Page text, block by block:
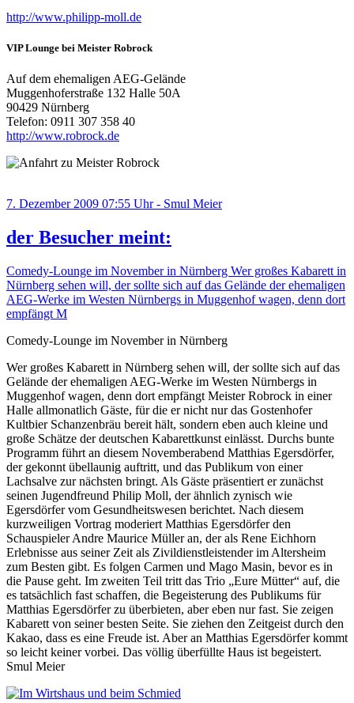
http://www.philipp-moll.de
VIP Lounge bei Meister Robrock
Auf dem ehemaligen AEG-Gelände
Muggenhoferstraße 132 Halle 50A
90429 Nürnberg
Telefon: 0911 307 358 40
http://www.robrock.de
7. Dezember 2009 07:55 Uhr - Smul Meier
der Besucher meint:
Comedy-Lounge im November in Nürnberg Wer großes Kabarett in
Nürnberg sehen will, der sollte sich auf das Gelände der ehemaligen
AEG-Werke im Westen Nürnbergs in Muggenhof wagen, denn dort
empfängt M
Comedy-Lounge im November in Nürnberg
Wer großes Kabarett in Nürnberg sehen will, der sollte sich auf das
Gelände der ehemaligen AEG-Werke im Westen Nürnbergs in
Muggenhof wagen, denn dort empfängt Meister Robrock in einer
Halle allmonatlich Gäste, für die er nicht nur das Gostenhofer
Kultbier Schanzenbräu bereit hält, sondern eben auch kleine und
große Schätze der deutschen Kabarettkunst einlässt. Durchs bunte
Programm führt an diesem Novemberabend Matthias Egersdörfer,
der gekonnt übellaunig auftritt, und das Publikum von einer
Lachsalve zur nächsten bringt. Als Gäste präsentiert er zunächst
seinen Jugendfreund Philip Moll, der ähnlich zynisch wie
Egersdörfer vom Gesundheitswesen berichtet. Nach diesem
kurzweiligen Vortrag moderiert Matthias Egersdörfer den
Schauspieler Andre Maurice Müller an, der als Rene Eichhorn
Erlebnisse aus seiner Zeit als Zivildienstleistender im Altersheim
zum Besten gibt. Es folgen Carmen und Mago Masin, bevor es in
die Pause geht. Im zweiten Teil tritt das Trio „Eure Mütter“ auf, die
es tatsächlich fast schaffen, die Begeisterung des Publikums für
Matthias Egersdörfer zu überbieten, aber eben nur fast. Sie zeigen
Kabarett von seiner besten Seite. Sie ziehen den Zeitgeist durch den
Kakao, dass es eine Freude ist. Aber an Matthias Egersdörfer kommt
so leicht keiner vorbei. Das völlig überfüllte Haus ist begeistert.
Smul Meier